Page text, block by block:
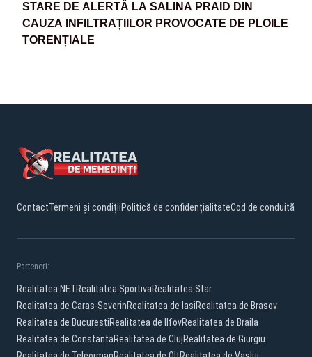
STARE DE ALERTĂ LA SALINA PRAID DIN
CAUZA INFILTRAȚIILOR PROVOCATE DE PLOILE
TORENȚIALE
ContactTermeni și condițiiPolitică de confidențialitateCod de conduită
Parteneri:
Realitatea.NETRealitatea SportivaRealitatea Star
Realitatea de Caras-SeverinRealitatea de IasiRealitatea de Brasov
Realitatea de BucurestiRealitatea de IlfovRealitatea de Braila
Realitatea de ConstantaRealitatea de ClujRealitatea de Giurgiu